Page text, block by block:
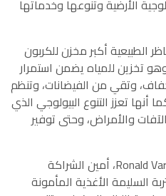
الأرضية وتنوعها وخدماتها
الطبيعية أكبر مخزن للكربون
تخزين للمياه يضمن استمرار
وتقي من الفيضانات، وتنظم
تعزز التنوع البيولوجي الذي
والأمراض، وحتى توفير
RonaldVargas، أمين الشراكة
السليمة الأغذية المأمونة